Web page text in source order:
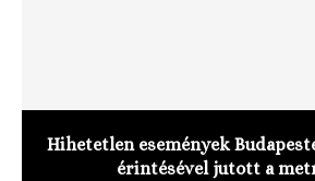
Hihetetlen események
érintésével jutott a